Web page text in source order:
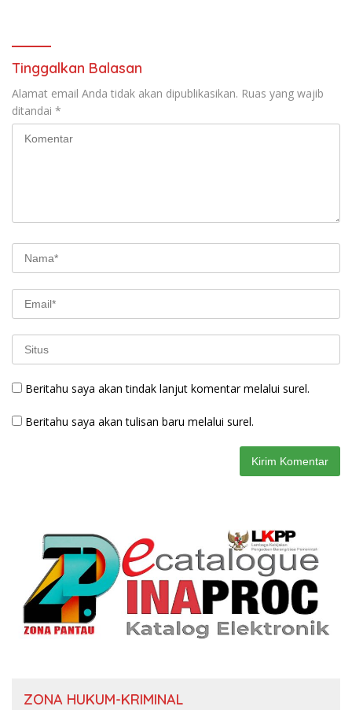
Tinggalkan Balasan
Alamat email Anda tidak akan dipublikasikan. Ruas yang wajib
ditandai *
Beritahu saya akan tindak lanjut komentar melalui surel.
Beritahu saya akan tulisan baru melalui surel.
ZONA HUKUM-KRIMINAL